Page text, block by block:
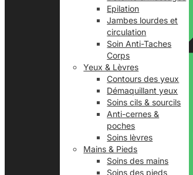
Epilation
Jambes lourdes et
circulation
Soin Anti-Taches
Corps
Yeux & Lèvres
Contours des yeux
Démaquillant yeux
Soins cils & sourcils
Anti-cernes &
poches
Soins lèvres
Mains & Pieds
Soins des mains
Soins des pieds